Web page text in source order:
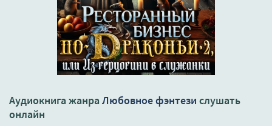
Аудиокнига жанра Любовное фэнтези слушать
онлайн